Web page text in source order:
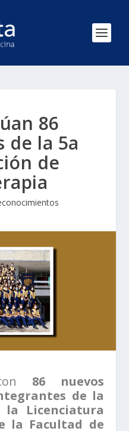
86
de la 5a
de
86 nuevos
de la
la Licenciatura
la Facultad de